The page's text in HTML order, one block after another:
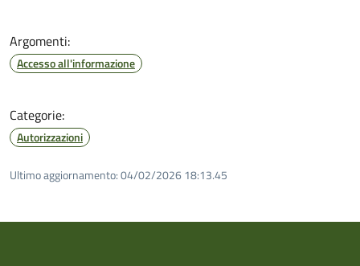
Argomenti:
Accesso all'informazione
Categorie:
Autorizzazioni
Ultimo aggiornamento:04/02/2026 18:13.45